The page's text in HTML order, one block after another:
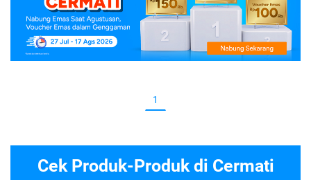
1
Cek Produk-Produk di Cermati